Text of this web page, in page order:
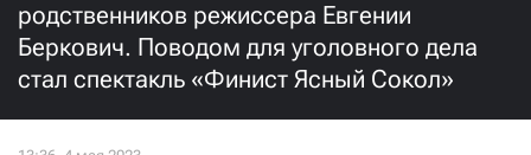
родственников режиссера Евгении
Беркович. Поводом для уголовного дела
стал спектакль «Финист Ясный Сокол»
3000 1000